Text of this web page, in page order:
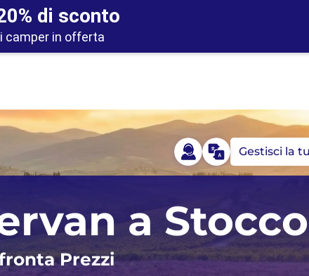
di sconto
camper in offerta
Norvegia
Portogallo
Islanda
Irlanda
Gestisci la
a
Prezzi